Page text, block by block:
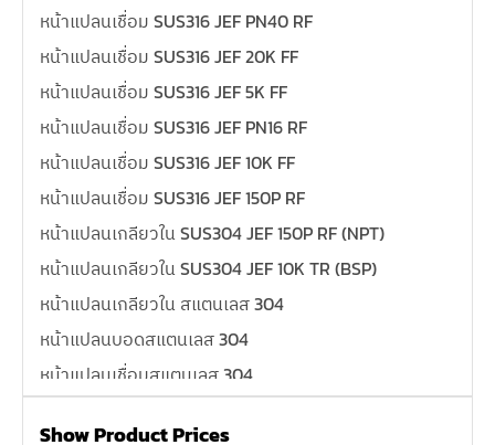
หน้าแปลนเชื่อม SUS316 JEF PN40 RF
หน้าแปลนเชื่อม SUS316 JEF 20K FF
หน้าแปลนเชื่อม SUS316 JEF 5K FF
หน้าแปลนเชื่อม SUS316 JEF PN16 RF
หน้าแปลนเชื่อม SUS316 JEF 10K FF
หน้าแปลนเชื่อม SUS316 JEF 150P RF
หน้าแปลนเกลียวใน SUS304 JEF 150P RF (NPT)
หน้าแปลนเกลียวใน SUS304 JEF 10K TR (BSP)
หน้าแปลนเกลียวใน สแตนเลส 304
หน้าแปลนบอดสแตนเลส 304
หน้าแปลนเชื่อมสแตนเลส 304
Show Product Prices